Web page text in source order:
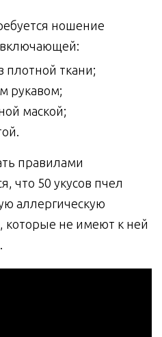
ношение
ткани;
рукавом;
маской;
правилами
что 50 укусов пчел
аллергическую
не имеют к ней